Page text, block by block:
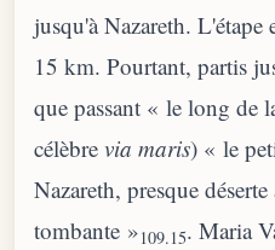
jusqu'à Nazareth. L'étape
15 km. Pourtant, partis
que passant « le long de
célèbre via maris) « le
Nazareth, presque
tombante »109.15. Maria